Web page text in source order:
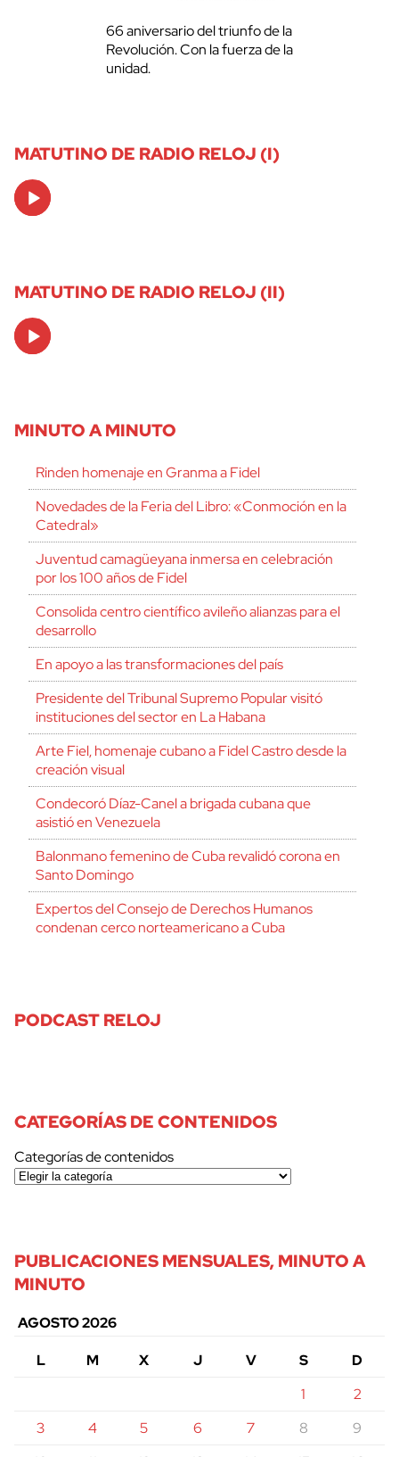
66 aniversario del triunfo de la
Revolución. Con la fuerza de la
unidad.
MATUTINO DE RADIO RELOJ (I)
Audio
Player
MATUTINO DE RADIO RELOJ (II)
Audio
Player
MINUTO A MINUTO
Rinden homenaje en Granma a Fidel
Novedades de la Feria del Libro: «Conmoción en la
Catedral»
Juventud camagüeyana inmersa en celebración
por los 100 años de Fidel
Consolida centro científico avileño alianzas para el
desarrollo
En apoyo a las transformaciones del país
Presidente del Tribunal Supremo Popular visitó
instituciones del sector en La Habana
Arte Fiel, homenaje cubano a Fidel Castro desde la
creación visual
Condecoró Díaz-Canel a brigada cubana que
asistió en Venezuela
Balonmano femenino de Cuba revalidó corona en
Santo Domingo
Expertos del Consejo de Derechos Humanos
condenan cerco norteamericano a Cuba
PODCAST RELOJ
CATEGORÍAS DE CONTENIDOS
Categorías de contenidos
PUBLICACIONES MENSUALES, MINUTO A
MINUTO
AGOSTO 2026
L
M X J V S
D
1
2
3
4 5 6 7 8
9